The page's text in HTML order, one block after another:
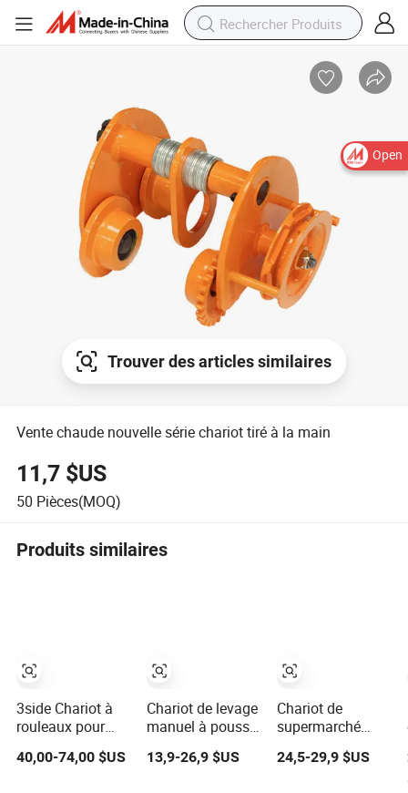
Open
Trouver des articles similaires
Vente chaude nouvelle série chariot tiré à la main
11,7 $US
50 Pièces(MOQ)
Produits similaires
3side Chariot à
rouleaux pour
chariot de
40,00-74,00 $US
Chariot de levage
manuel à pousser
robuste pour
levage de poutres
13,9-26,9 $US
Chariot de
supermarché
magasin de
24,5-29,9 $US